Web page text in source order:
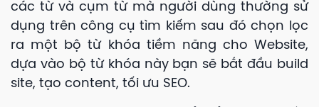
các từ và cụm từ mà người dùng thường sử
dụng trên công cụ tìm kiếm sau đó chọn lọc
ra một bộ từ khóa tiềm năng cho Website,
dựa vào bộ từ khóa này bạn sẽ bắt đầu build
site, tạo content, tối ưu SEO.